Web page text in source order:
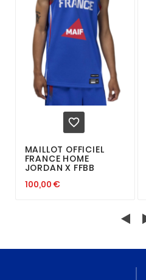

MAILLOT OFFICIEL
FRANCE HOME
JORDAN X FFBB
100,00 €